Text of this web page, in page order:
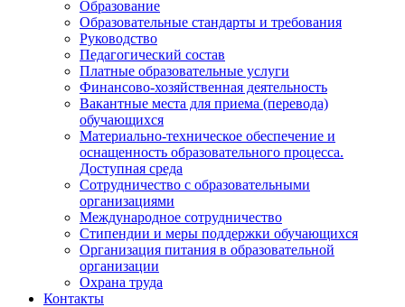
Образование
Образовательные стандарты и требования
Руководство
Педагогический состав
Платные образовательные услуги
Финансово-хозяйственная деятельность
Вакантные места для приема (перевода)
обучающихся
Материально-техническое обеспечение и
оснащенность образовательного процесса.
Доступная среда
Сотрудничество с образовательными
организациями
Международное сотрудничество
Стипендии и меры поддержки обучающихся
Организация питания в образовательной
организации
Охрана труда
Контакты